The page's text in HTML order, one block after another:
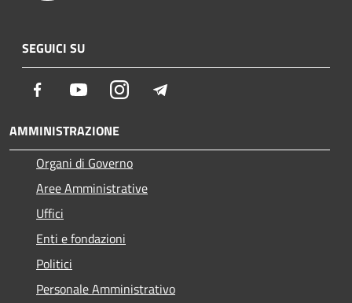
SEGUICI SU
Facebook YoutubeInstagram
AMMINISTRAZIONE
Organi di Governo
Aree Amministrative
Uffici
Enti e fondazioni
Politici
Personale Amministrativo